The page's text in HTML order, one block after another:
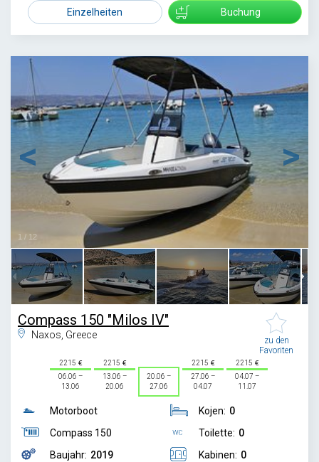
Einzelheiten Buchung
1 / 12
Compass 150 "Milos IV"
Naxos, Greece
zu den
Favoriten
2215
06.06 –
13.06
2215
13.06 –
20.06
20.06 –
27.06
2215
27.06 –
04.07
2215
04.07 –
11.07
Motorboot
Compass 150
Baujahr: 2019
Kojen: 0
Toilette: 0
Kabinen: 0